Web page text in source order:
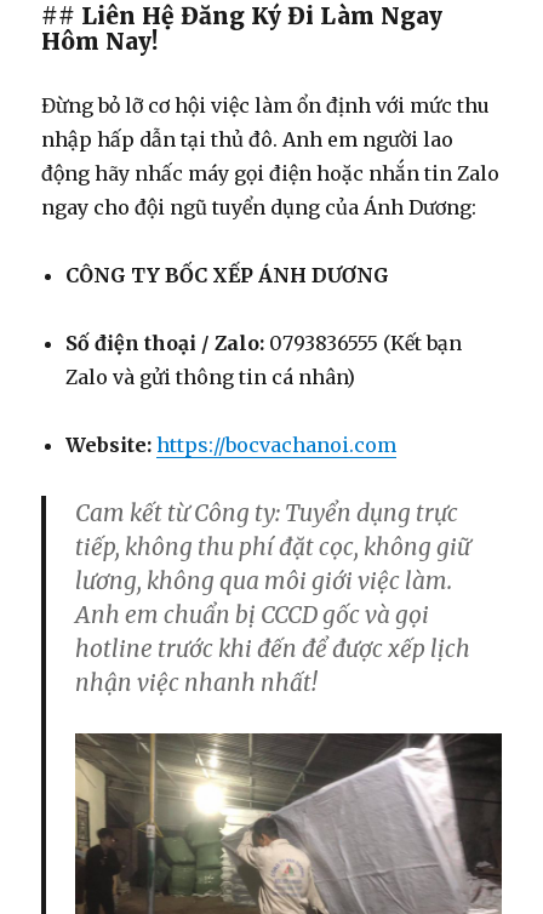
## Liên Hệ Đăng Ký Đi Làm Ngay
Hôm Nay!
Đừng bỏ lỡ cơ hội việc làm ổn định với mức thu
nhập hấp dẫn tại thủ đô. Anh em người lao
động hãy nhấc máy gọi điện hoặc nhắn tin Zalo
ngay cho đội ngũ tuyển dụng của Ánh Dương:
CÔNG TY BỐC XẾP ÁNH DƯƠNG
Số điện thoại / Zalo: 0793836555 (Kết bạn
Zalo và gửi thông tin cá nhân)
Website: https://bocvachanoi.com
Cam kết từ Công ty: Tuyển dụng trực
tiếp, không thu phí đặt cọc, không giữ
lương, không qua môi giới việc làm.
Anh em chuẩn bị CCCD gốc và gọi
hotline trước khi đến để được xếp lịch
nhận việc nhanh nhất!